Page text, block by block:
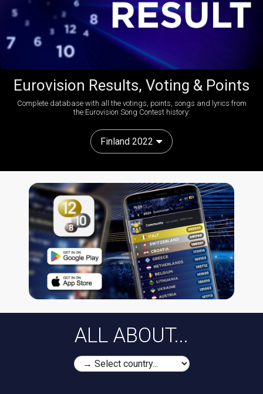
Eurovision Results, Voting & Points
Complete database with all the votings, points, songs and lyrics from
the Eurovision Song Contest history:
Finland 2022
ALL ABOUT...